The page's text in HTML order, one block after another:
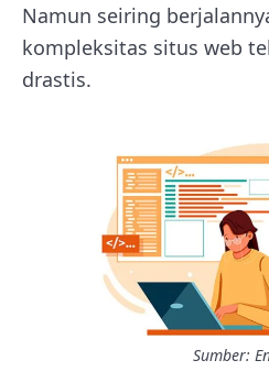
Namun seiring
kompleksitas situs web
drastis.
Sumber: